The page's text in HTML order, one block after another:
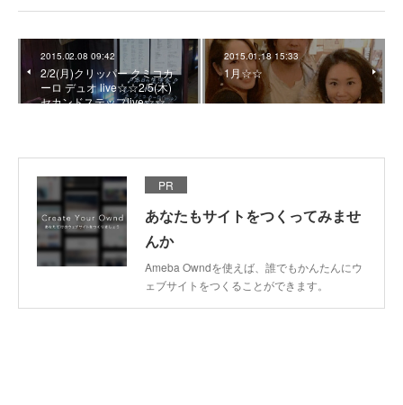
2015.02.08 09:42
2/2(月)クリッパー クミコカ
ーロ デュオ live☆☆2/5(木)
セカンドステップlive☆☆
2015.01.18 15:33
1月☆☆
PR
あなたもサイトをつくってみませ
んか
Ameba Owndを使えば、誰でもかんたんにウ
ェブサイトをつくることができます。